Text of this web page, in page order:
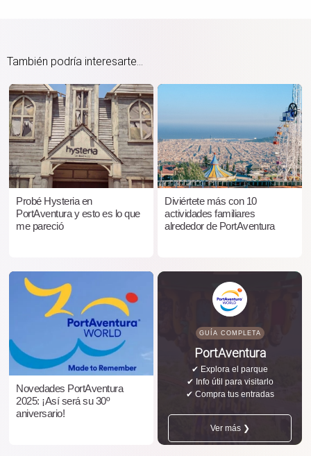
También podría interesarte...
Probé Hysteria en
PortAventura y esto es lo que
me pareció
Diviértete más con 10
actividades familiares
alrededor de PortAventura
Novedades PortAventura
2025: ¡Así será su 30º
aniversario!
GUÍA COMPLETA
PortAventura
✔ Explora el parque
✔ Info útil para visitarlo
✔ Compra tus entradas
Ver más ❯